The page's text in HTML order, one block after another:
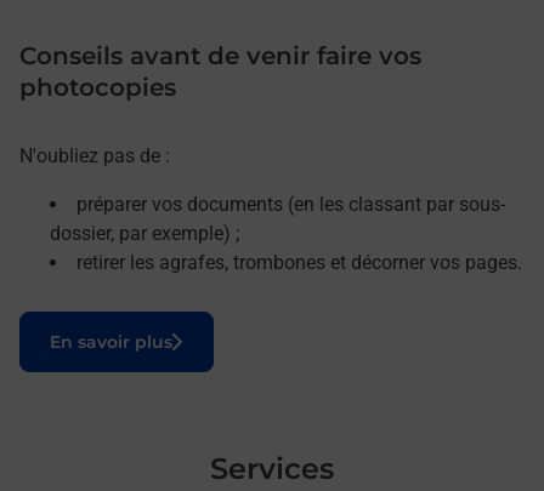
Conseils avant de venir faire vos
photocopies
N'oubliez pas de :
préparer vos documents (en les classant par sous-
dossier, par exemple) ;
retirer les agrafes, trombones et décorner vos pages.
En savoir plus
Le lien s'ouvre dans un nouvel onglet
Services